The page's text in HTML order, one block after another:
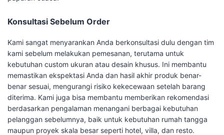
Konsultasi Sebelum Order
Kami sangat menyarankan Anda berkonsultasi dulu dengan tim
kami sebelum melakukan pemesanan, terutama untuk
kebutuhan custom ukuran atau desain khusus. Ini membantu
memastikan ekspektasi Anda dan hasil akhir produk benar-
benar sesuai, mengurangi risiko kekecewaan setelah barang
diterima. Kami juga bisa membantu memberikan rekomendasi
berdasarkan pengalaman menangani berbagai kebutuhan
pelanggan sebelumnya, baik untuk kebutuhan rumah tangga
maupun proyek skala besar seperti hotel, villa, dan resto.